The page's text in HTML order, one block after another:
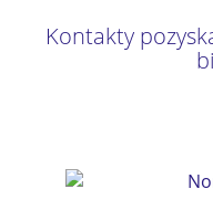
Kontakty